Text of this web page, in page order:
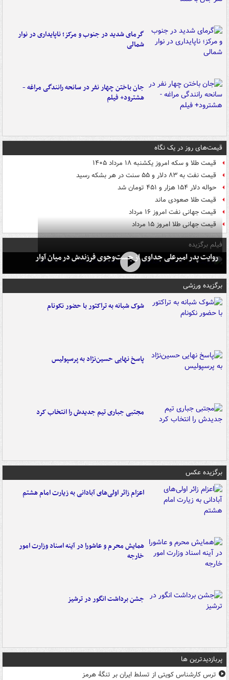
گرمای شدید در جنوب و مرکز؛ ناپایداری در نوار
شمالی
جان باختن چهار نفر در سانحه رانندگی مراغه -
هشترود+ فیلم
قیمت‌های روز در یک نگاه
قیمت طلا و سکه امروز یکشنبه ۱۸ مرداد ۱۴۰۵
قیمت نفت به ۸۳ دلار و ۵۵ سنت در هر بشکه رسید
حواله دلار ۱۵۴ هزار و ۴۵۱ تومان شد
قیمت طلا صعودی ماند
قیمت جهانی نفت امروز ۱۶ مرداد
قیمت جهانی طلا امروز ۱۵ مرداد
فیلم برگزیده
روایت پدر امیرعلی جداوی از جست‌وجوی فرزندش در میان آوار
برگزیده ورزشی
شوک شبانه به تراکتور با حضور نکونام
پاسخ نهایی حسین‌نژاد به پرسپولیس
مجتبی جباری تیم جدیدش را انتخاب کرد
برگزیده عکس
اعزام زائر اولی‌های آبادانی به زیارت امام هشتم
همایش محرم و عاشورا در آینه اسناد وزارت امور
خارجه
جشن برداشت انگور در ترشیز
پربازدیدترین ها
ترس کارشناس کویتی از تسلط ایران بر تنگۀ هرمز